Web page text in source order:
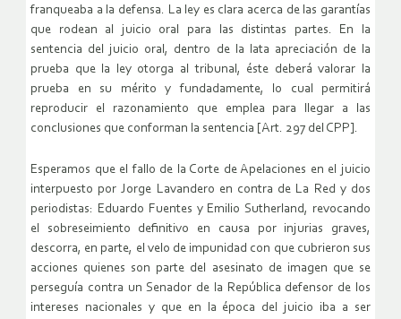
franqueaba a la defensa. La ley es clara acerca de las garantías
que rodean al juicio oral para las distintas partes. En la
sentencia del juicio oral, dentro de la lata apreciación de la
prueba que la ley otorga al tribunal, éste deberá valorar la
prueba en su mérito y fundadamente, lo cual permitirá
reproducir el razonamiento que emplea para llegar a las
conclusiones que conforman la sentencia [Art. 297 del CPP].
Esperamos que el fallo de la Corte de Apelaciones en el juicio
interpuesto por Jorge Lavandero en contra de La Red y dos
periodistas: Eduardo Fuentes y Emilio Sutherland, revocando
el sobreseimiento definitivo en causa por injurias graves,
descorra, en parte, el velo de impunidad con que cubrieron sus
acciones quienes son parte del asesinato de imagen que se
perseguía contra un Senador de la República defensor de los
intereses nacionales y que en la época del juicio iba a ser